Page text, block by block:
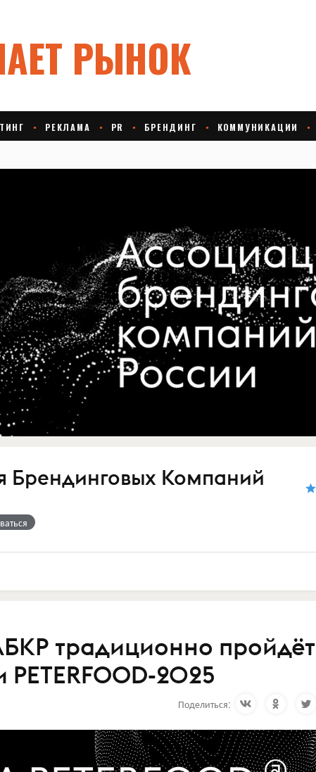
Брендинговых Компаний
традиционно пройдёт
2025
Поделиться: